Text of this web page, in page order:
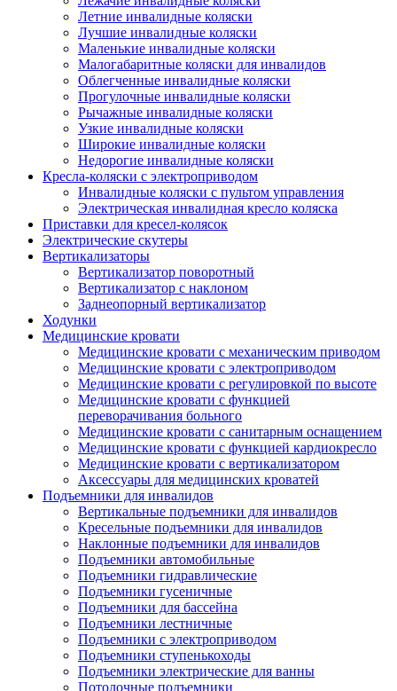
Летние инвалидные коляски
Лучшие инвалидные коляски
Маленькие инвалидные коляски
Малогабаритные коляски для инвалидов
Облегченные инвалидные коляски
Прогулочные инвалидные коляски
Рычажные инвалидные коляски
Узкие инвалидные коляски
Широкие инвалидные коляски
Недорогие инвалидные коляски
Кресла-коляски с электроприводом
Инвалидные коляски с пультом управления
Электрическая инвалидная кресло коляска
Приставки для кресел-колясок
Электрические скутеры
Вертикализаторы
Вертикализатор поворотный
Вертикализатор с наклоном
Заднеопорный вертикализатор
Ходунки
Медицинские кровати
Медицинские кровати с механическим приводом
Медицинские кровати с электроприводом
Медицинские кровати с регулировкой по высоте
Медицинские кровати с функцией
переворачивания больного
Медицинские кровати с санитарным оснащением
Медицинские кровати с функцией кардиокресло
Медицинские кровати с вертикализатором
Аксессуары для медицинских кроватей
Подъемники для инвалидов
Вертикальные подъемники для инвалидов
Кресельные подъемники для инвалидов
Наклонные подъемники для инвалидов
Подъемники автомобильные
Подъемники гидравлические
Подъемники гусеничные
Подъемники для бассейна
Подъемники лестничные
Подъемники с электроприводом
Подъемники ступенькоходы
Подъемники электрические для ванны
Потолочные подъемники